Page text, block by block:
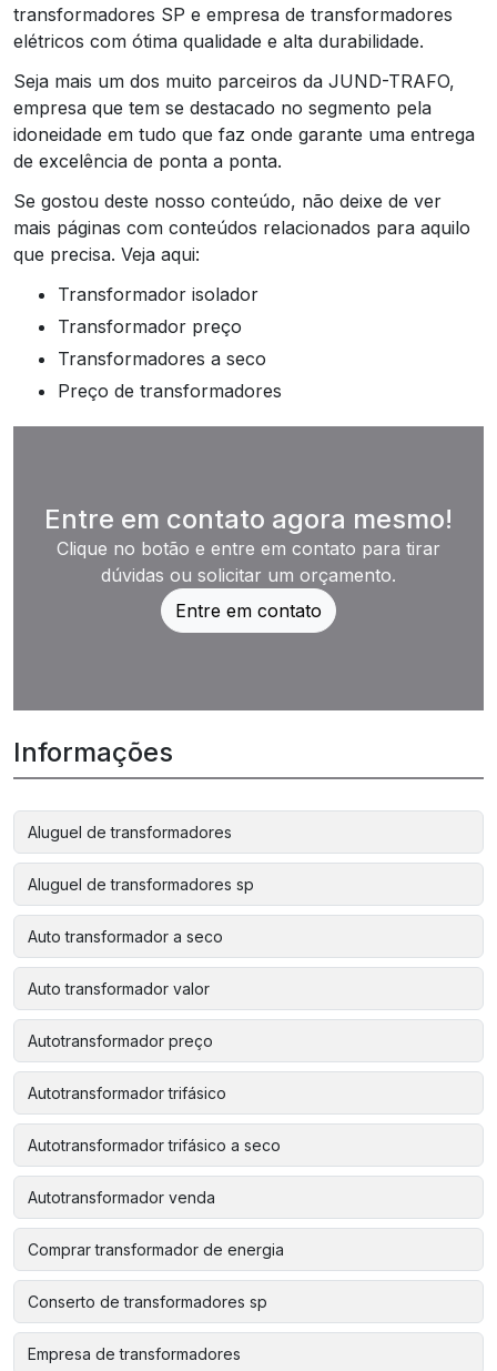
transformadores SP e empresa de transformadores
elétricos com ótima qualidade e alta durabilidade.
Seja mais um dos muito parceiros da JUND-TRAFO,
empresa que tem se destacado no segmento pela
idoneidade em tudo que faz onde garante uma entrega
de excelência de ponta a ponta.
Se gostou deste nosso conteúdo, não deixe de ver
mais páginas com conteúdos relacionados para aquilo
que precisa. Veja aqui:
transformador isolador
transformador preço
transformadores a seco
preço de transformadores
Entre em contato agora mesmo!
Clique no botão e entre em contato para tirar
dúvidas ou solicitar um orçamento.
Entre em contato
Informações
Aluguel de transformadores
Aluguel de transformadores sp
Auto transformador a seco
Auto transformador valor
Autotransformador preço
Autotransformador trifásico
Autotransformador trifásico a seco
Autotransformador venda
Comprar transformador de energia
Conserto de transformadores sp
Empresa de transformadores